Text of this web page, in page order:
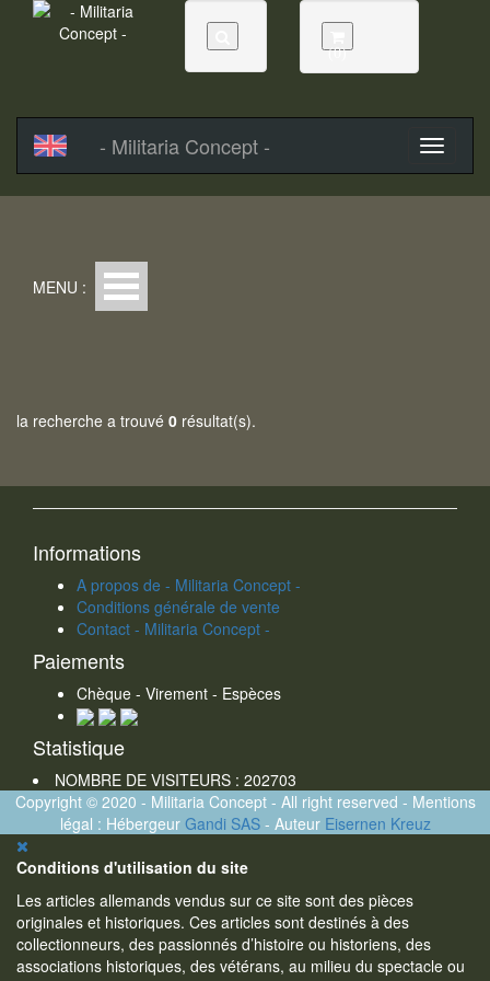
(0)
- Militaria Concept -
MENU :
la recherche a trouvé 0 résultat(s).
Informations
A propos de - Militaria Concept -
Conditions générale de vente
Contact - Militaria Concept -
Paiements
Chèque - Virement - Espèces
Statistique
NOMBRE DE VISITEURS : 202703
Copyright © 2020 - Militaria Concept - All right reserved - Mentions
légal : Hébergeur Gandi SAS- Auteur Eisernen Kreuz
Conditions d'utilisation du site
Les articles allemands vendus sur ce site sont des pièces
originales et historiques. Ces articles sont destinés à des
collectionneurs, des passionnés d’histoire ou historiens, des
associations historiques, des vétérans, au milieu du spectacle ou